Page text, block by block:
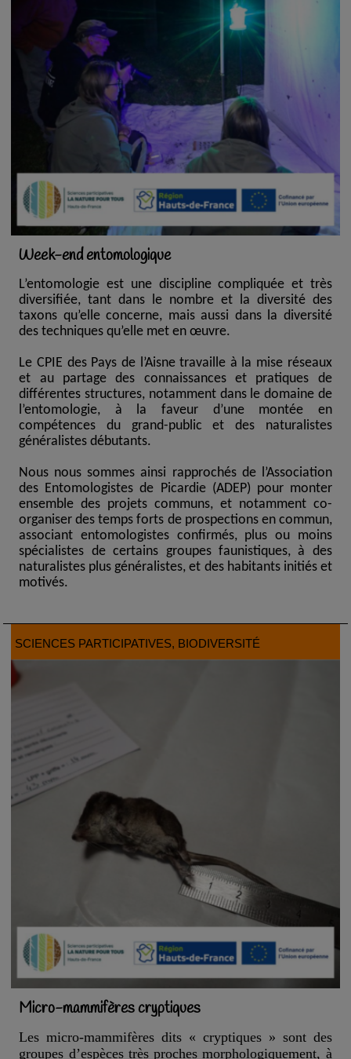
Week-end entomologique
L’entomologie est une discipline compliquée et très
diversifiée, tant dans le nombre et la diversité des
taxons qu’elle concerne, mais aussi dans la diversité
des techniques qu’elle met en œuvre.
Le CPIE des Pays de l’Aisne travaille à la mise réseaux
et au partage des connaissances et pratiques de
différentes structures, notamment dans le domaine de
l’entomologie, à la faveur d’une montée en
compétences du grand-public et des naturalistes
généralistes débutants.
Nous nous sommes ainsi rapprochés de l’Association
des Entomologistes de Picardie (ADEP) pour monter
ensemble des projets communs, et notamment co-
organiser des temps forts de prospections en commun,
associant entomologistes confirmés, plus ou moins
spécialistes de certains groupes faunistiques, à des
naturalistes plus généralistes, et des habitants initiés et
motivés.
SCIENCES PARTICIPATIVES, BIODIVERSITÉ
Micro-mammifères cryptiques
Les micro-mammifères dits « cryptiques » sont des
groupes d’espèces très proches morphologiquement, à